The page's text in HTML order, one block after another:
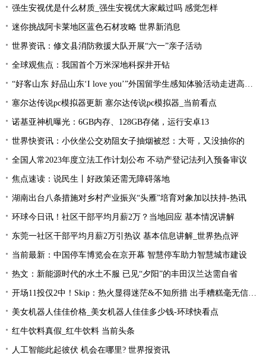
强生安视优是什么材质_强生安视优大家戴过吗 感觉怎样
迷你挑战阿卡莱地区蓝色石材攻略 世界新消息
世界资讯：修文县消防救援大队开展“六一”亲子活动
全球观焦点：我国首个万米深地科探井开钻
“好客山东 好品山东‘I love you’”外国留学生感知体验活动走进高青 天天微速讯
塞尔达传说pc模拟器更新 塞尔达传说pc模拟器_当前看点
诺基亚神机曝光：6GB内存、128GB存储，运行安卓13
世界快资讯：小伙坐公交劝阻女子抽烟被怼：大哥，又没抽你的
全国人常2023年度立法工作计划公布 不动产登记法列入预备审议
焦点速读：说民生丨好政策还需无障碍落地
湖南出台八条措施对乡村产业振兴“头雁”培育对象加以扶持-热讯
环球今日讯！社区干部平均月薪2万？当地回应 基本情况讲解
东莞一社区干部平均月薪2万引热议 基本信息讲解_世界热点评
当前最新：中国停车博览会在京开幕 智慧停车助力智慧城市建设
热文：新能源时代的水土不服 已见“夕阳”的丰田汉兰达需自省
开场11投仅2中！Skip：热火显得迷茫&不知所措 出手糟糕毫无信心-天天报道
美女机器人佳佳价格_美女机器人佳佳多少钱-环球快看点
红牛饮料真假_红牛饮料 当前头条
人工智能此起彼伏 机会在哪里? 世界报资讯